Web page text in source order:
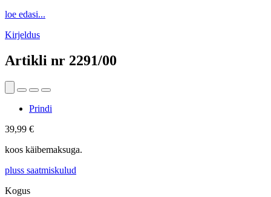
loe edasi...
Kirjeldus
Artikli nr 2291/00
Prindi
39,99 €
koos käibemaksuga.
pluss saatmiskulud
Kogus